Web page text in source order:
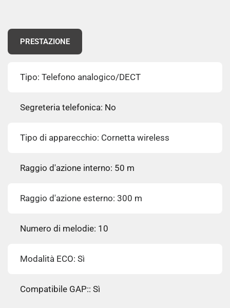
PRESTAZIONE
Tipo: Telefono analogico/DECT
Segreteria telefonica: No
Tipo di apparecchio: Cornetta wireless
Raggio d'azione interno: 50 m
Raggio d'azione esterno: 300 m
Numero di melodie: 10
Modalità ECO: Sì
Compatibile GAP:: Sì